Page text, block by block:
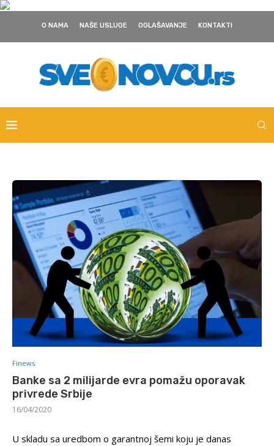
O NAMA NAŠE USLUGE OGLAŠAVANJE KONTAKTI
Finews
Banke sa 2 milijarde evra pomažu oporavak
privrede Srbije
16/04/2020
U skladu sa uredbom o garantnoj šemi koju je danas